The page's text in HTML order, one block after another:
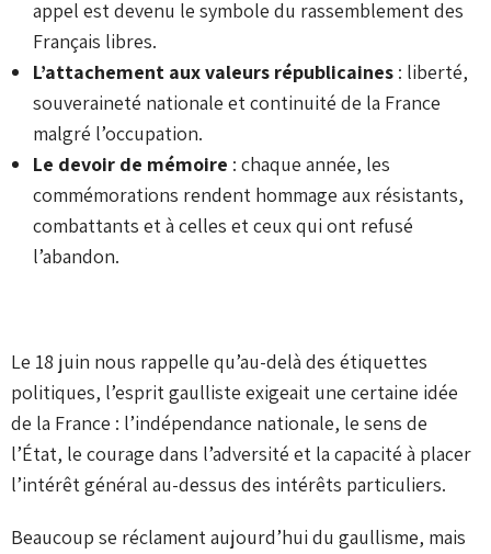
appel est devenu le symbole du rassemblement des
Français libres.
L’attachement aux valeurs républicaines : liberté,
souveraineté nationale et continuité de la France
malgré l’occupation.
Le devoir de mémoire : chaque année, les
commémorations rendent hommage aux résistants,
combattants et à celles et ceux qui ont refusé
l’abandon.
Le 18 juin nous rappelle qu’au-delà des étiquettes
politiques, l’esprit gaulliste exigeait une certaine idée
de la France : l’indépendance nationale, le sens de
l’État, le courage dans l’adversité et la capacité à placer
l’intérêt général au-dessus des intérêts particuliers.
Beaucoup se réclament aujourd’hui du gaullisme, mais